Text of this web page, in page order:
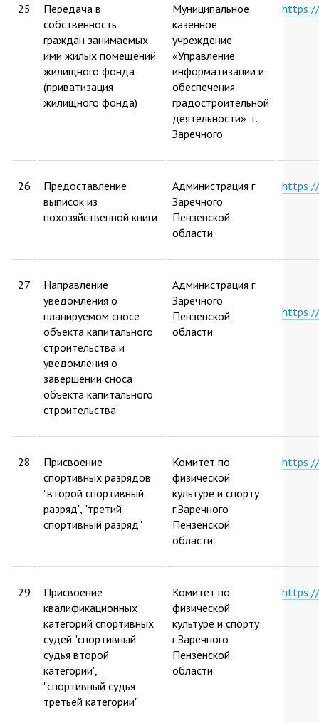
25
Передача в
собственность
граждан занимаемых
ими жилых помещений
жилищного фонда
(приватизация
жилищного фонда)
Муниципальное
казенное
учреждение
«Управление
информатизации и
обеспечения
градостроительной
деятельности» г.
Заречного
26
Предоставление
выписок из
похозяйственной книги
Администрация г.
Заречного
Пензенской
области
27
Направление
уведомления о
планируемом сносе
объекта капитального
строительства и
уведомления о
завершении сноса
объекта капитального
строительства
Администрация г.
Заречного
Пензенской
области
28
Присвоение
спортивных разрядов
"второй спортивный
разряд", "третий
спортивный разряд"
Комитет по
физической
культуре и спорту
г.Заречного
Пензенской
области
29
Присвоение
квалификационных
категорий спортивных
судей "спортивный
судья второй
категории",
"спортивный судья
третьей категории"
Комитет по
физической
культуре и спорту
г.Заречного
Пензенской
области